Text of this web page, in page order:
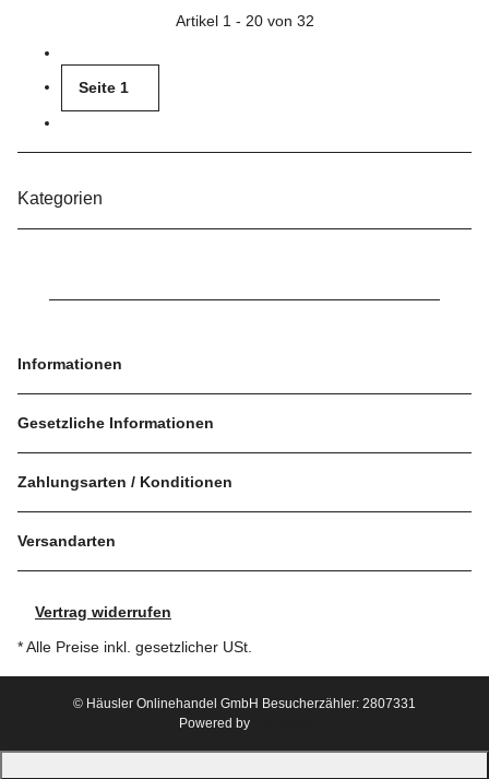
Artikel 1 - 20 von 32
Seite 1
Kategorien
Informationen
Gesetzliche Informationen
Zahlungsarten / Konditionen
Versandarten
Vertrag widerrufen
* Alle Preise inkl. gesetzlicher USt.
© Häusler Onlinehandel GmbH Besucherzähler: 2807331
Powered by